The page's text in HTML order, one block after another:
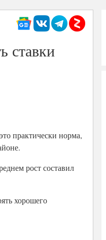
ставки
практически норма,
рост составил
хорошего